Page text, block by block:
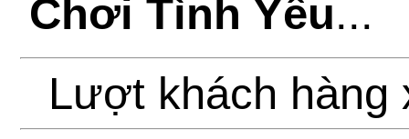
Chơi Tình Yêu...
Lượt khách